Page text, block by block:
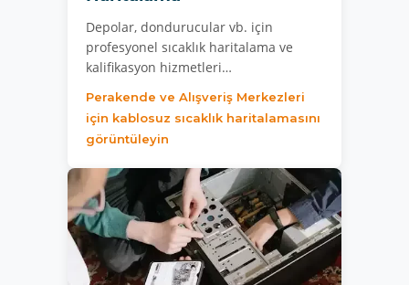
Depolar, dondurucular vb. için
profesyonel sıcaklık haritalama ve
kalifikasyon hizmetleri…
Perakende ve Alışveriş Merkezleri
için kablosuz sıcaklık haritalamasını
görüntüleyin